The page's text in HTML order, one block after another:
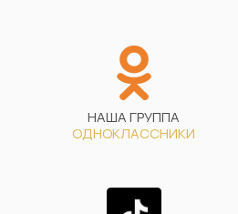
НАША ГРУППА
ОДНОКЛАССНИКИ